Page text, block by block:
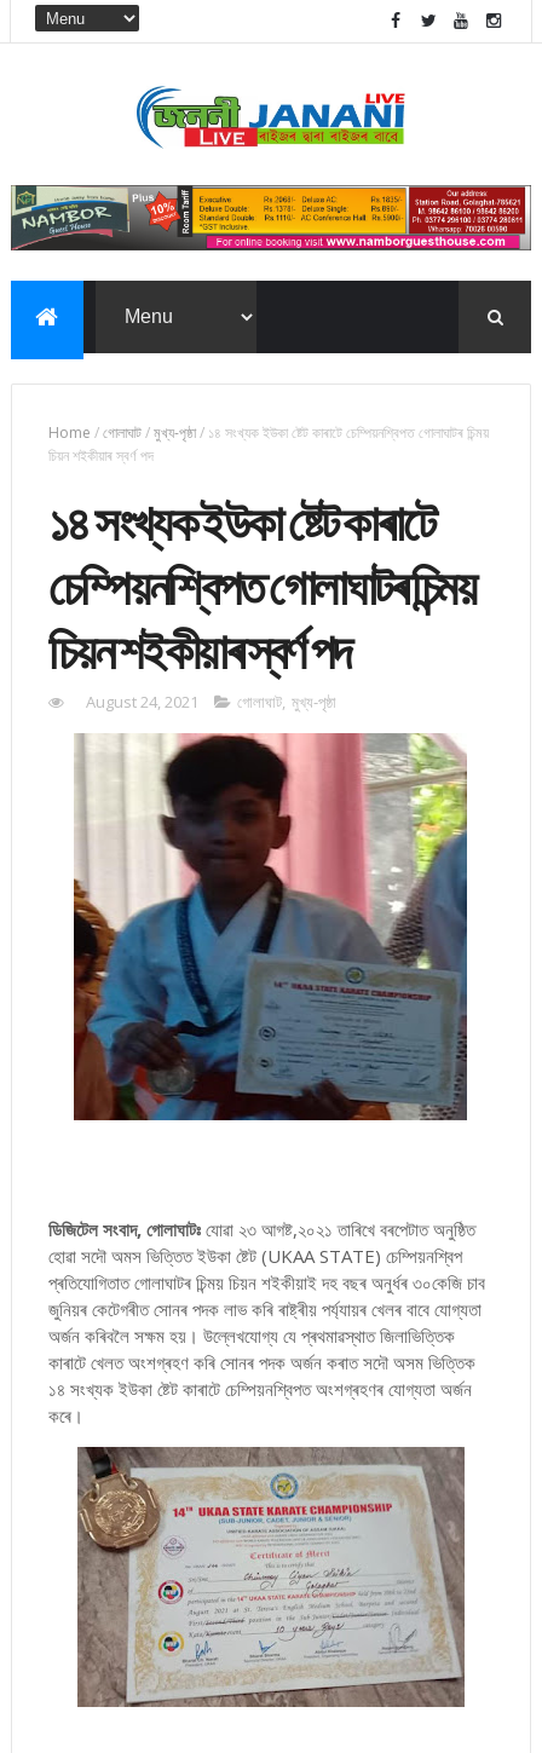
Home /গোলাঘাট/মুখ্য-পৃষ্ঠা/ ১৪ সংখ্যক ইউকা ষ্টেট কাৰাটে চেম্পিয়নশ্বিপত গোলাঘাটৰ চিন্ময়
চিয়ন শইকীয়াৰ স্বৰ্ণ পদ
১৪ সংখ্যক ইউকা ষ্টেট কাৰাটে
চেম্পিয়নশ্বিপত গোলাঘাটৰ চিন্ময়
চিয়ন শইকীয়াৰ স্বৰ্ণ পদ
August 24, 2021 গোলাঘাট, মুখ্য-পৃষ্ঠা
ডিজিটেল সংবাদ, গোলাঘাটঃযোৱা ২৩ আগষ্ট,২০২১ তাৰিখে বৰপেটাত অনুষ্ঠিত
হোৱা সদৌ অমস ভিত্তিত ইউকা ষ্টেট (UKAA STATE) চেম্পিয়নশ্বিপ
প্ৰতিযোগিতাত গোলাঘাটৰ চিন্ময় চিয়ন শইকীয়াই দহ বছৰ অনুৰ্ধৰ ৩০কেজি চাব
জুনিয়ৰ কেটেগৰীত সোনৰ পদক লাভ কৰি ৰাষ্ট্ৰীয় পৰ্য্যায়ৰ খেলৰ বাবে যোগ্যতা
অৰ্জন কৰিবলৈ সক্ষম হয়। উল্লেখযোগ্য যে প্ৰথমাৱস্থাত জিলাভিত্তিক
কাৰাটে খেলত অংশগ্ৰহণ কৰি সোনৰ পদক অৰ্জন কৰাত সদৌ অসম ভিত্তিক
১৪ সংখ্যক ইউকা ষ্টেট কাৰাটে চেম্পিয়নশ্বিপত অংশগ্ৰহণৰ যোগ্যতা অৰ্জন
কৰে।